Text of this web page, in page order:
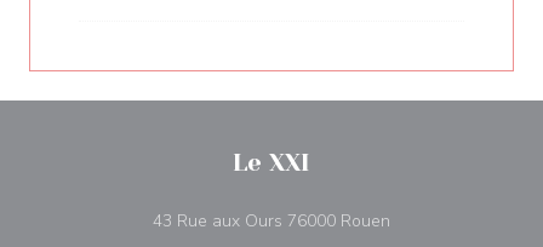
Le XXI
43 Rue aux Ours 76000 Rouen